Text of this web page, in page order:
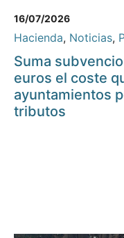
16/07/2026
Hacienda, Noticias,
Suma
euros el coste
ayuntamientos
tributos